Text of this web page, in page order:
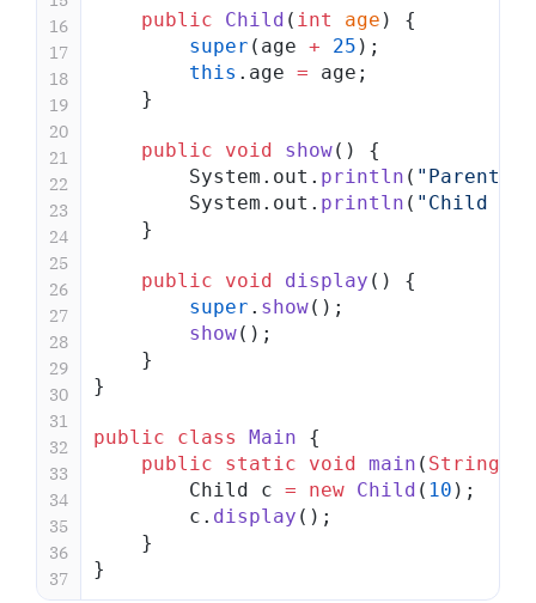
    public
Child ( int age ) {
        super
(age + 25 );
        this
.age = age;
    }
    public
void show() {
        System.out.
println ( "Parent
        System.out.
println ( "Child
    }
    public
void display () {
        super
. show();
        show
();
    }
}
public class Main {
    public
static void main ( String
        Child c
= new Child ( 10 );
        c.
display ();
    }
}
16
17
18
19
20
21
22
23
24
25
26
27
28
29
30
31
32
33
34
35
36
37